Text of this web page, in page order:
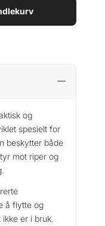
og
spesielt for
beskytter både
mot riper og
å flytte og
er i bruk.